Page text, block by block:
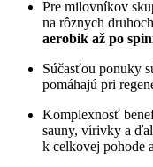
Pre milovníkov
na rôznych
aerobik až po
Súčasťou ponuky
pomáhajú pri
Komplexnosť
sauny, vírivky a
k celkovej pohode